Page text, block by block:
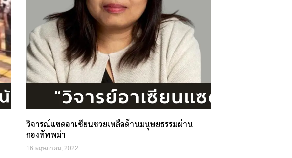
วิจารณ์แซดอาเซียนช่วยเหลือด้านมนุษยธรรมผ่าน
กองทัพพม่า
16 พฤษภาคม, 2022